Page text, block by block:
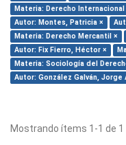
Materia: Derecho Internacional
Autor: Montes, Patricia ×
Materia: Derecho Mercantil ×
Autor: Fix Fierro, Héctor ×
Materia: Sociología del
Autor: González Galván, Jorge
Mostrando ítems 1-1 de 1